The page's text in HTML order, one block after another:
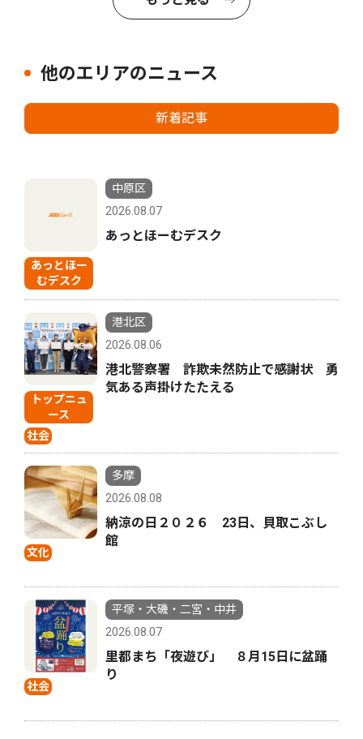
他のエリアのニュース
新着記事
あっとほー
むデスク
中原区
2026.08.07
あっとほーむデスク
トップニュ
ース
社会
港北区
2026.08.06
港北警察署 詐欺未然防止で感謝状 勇
気ある声掛けたたえる
文化
多摩
2026.08.08
納涼の日２０２６ 23日、貝取こぶし
館
社会
平塚・大磯・二宮・中井
2026.08.07
里都まち「夜遊び」 ８月15日に盆踊
り